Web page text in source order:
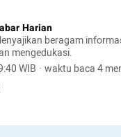
Harian
beragam
mengedukasi.
WIB · waktu baca 4